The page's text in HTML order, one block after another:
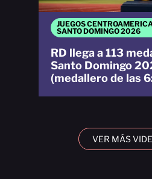
JUEGOS
SANTO DOMINGO 2026
RD llega a 113
Santo Domingo
(medallero de las
VER MÁS